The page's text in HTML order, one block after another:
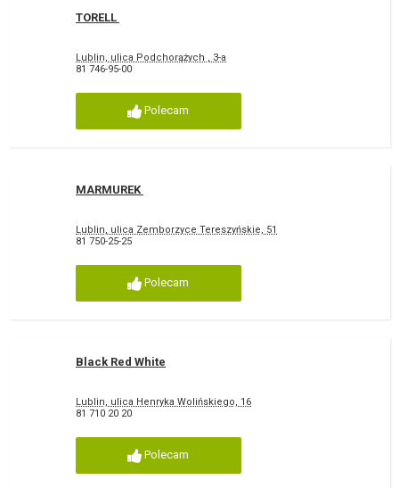
TORELL
Lublin, ulica Podchorążych , 3-a
81 746-95-00
Polecam
MARMUREK
Lublin, ulica Zemborzyce Tereszyńskie, 51
81 750-25-25
Polecam
Black Red White
Lublin, ulica Henryka Wolińskiego, 16
81 710 20 20
Polecam